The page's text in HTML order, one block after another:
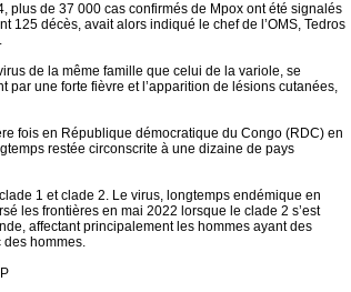
plus de 37 000 cas confirmés de Mpox ont été signalés
125 décès, avait alors indiqué le chef de l’OMS, Tedros
de la même famille que celui de la variole, se
par une forte fièvre et l’apparition de lésions cutanées,
fois en République démocratique du Congo (RDC) en
restée circonscrite à une dizaine de pays
1 et clade 2. Le virus, longtemps endémique en
les frontières en mai 2022 lorsque le clade 2 s’est
affectant principalement les hommes ayant des
hommes.